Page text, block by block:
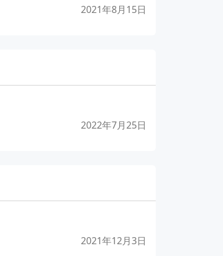
2021年8月15日
2022年7月25日
2021年12月3日